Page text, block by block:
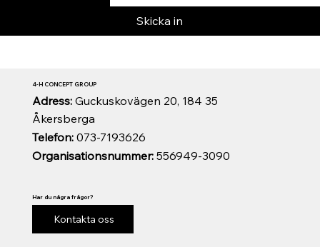
Skicka in
Organisationsnummer:556949-3090
Telefon:073-7193626
Adress: Guckuskovägen 20, 184 35
Åkersberga
4-H CONCEPT GROUP
Har du några frågor?
Kontakta oss